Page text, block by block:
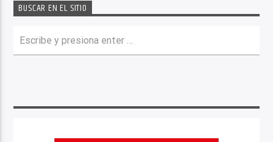
BUSCAR EN EL SITIO